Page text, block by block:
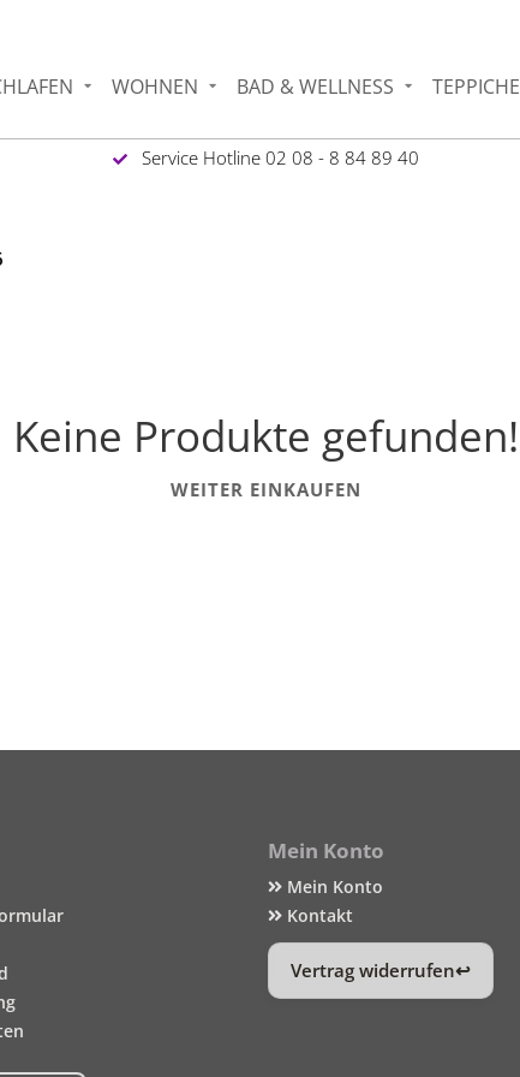
WOHNEN BAD & WELLNESS TEPPICHE
Service Hotline 02 08 - 8 84 89 40
Keine Produkte gefunden!
WEITER EINKAUFEN
Mein Konto
Mein Konto
Kontakt
Vertrag widerrufen